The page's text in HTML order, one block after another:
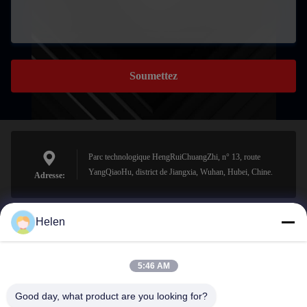
Soumettez
Adresse:
Parc technologique HengRuiChuangZhi, n° 13, route
YangQiaoHu, district de Jiangxia, Wuhan, Hubei, Chine.
sales@perfectlaser.net
Helen
5:46 AM
Good day, what product are you looking for?